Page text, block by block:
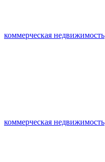
коммерческая недвижимость
коммерческая недвижимость